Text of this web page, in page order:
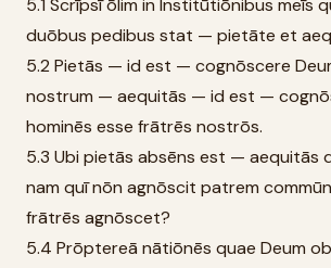
5.1 Scrīpsī ōlim in Īnstitūtiōnibus meīs
duōbus pedibus stat — pietāte et
5.2 Pietās — id est — cognōscere
nostrum — aequitās — id est —
hominēs esse frātrēs nostrōs.
5.3 Ubi pietās absēns est — aequitās
nam quī nōn agnōscit patrem
frātrēs agnōscet?
5.4 Prōptereā nātiōnēs quae Deum